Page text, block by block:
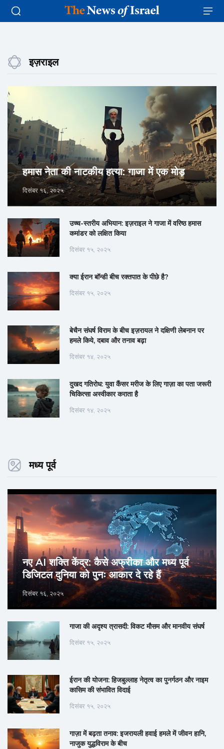
इज़राइल
हमास नेता की नाटकीय हत्या: गाजा में एक मोड़
दिसंबर १६, २०२५
उच्च-स्तरीय अभियान: इज़राइल ने गाजा में वरिष्ठ हमास
कमांडर को लक्षित किया
दिसंबर १५, २०२५
क्या ईरान बॉन्डी बीच रक्तपात के पीछे है?
दिसंबर १५, २०२५
बेचैन संघर्ष विराम के बीच इज़रायल ने दक्षिणी लेबनान पर
हमले किये, दबाव और तनाव बढ़ा
दिसंबर १४, २०२५
दुखद गतिरोध: युवा कैंसर मरीज के लिए गाज़ा का पता जरूरी
चिकित्सा अस्वीकार कराता है
दिसंबर १४, २०२५
मध्य पूर्व
नए AI शक्ति केंद्र: कैसे अफ्रीका और मध्य पूर्व
डिजिटल दुनिया को पुनः आकार दे रहे हैं
दिसंबर १६, २०२५
गाजा की अदृश्य त्रासदी: विकट मौसम और मानवीय संघर्ष
दिसंबर १५, २०२५
ईरान की योजना: हिजबुल्लाह नेतृत्व का पुनर्गठन और नाइम
कासिम की संभावित विदाई
दिसंबर १५, २०२५
गाज़ा में बढ़ता तनाव: इजरायली हवाई हमले में जीवन हानि,
नाजुक युद्धविराम के बीच